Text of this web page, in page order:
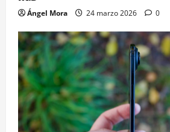
Ángel Mora 24 marzo 2026 0